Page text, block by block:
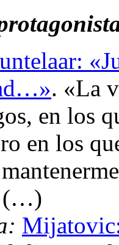
. «La
en los
en los
(…)